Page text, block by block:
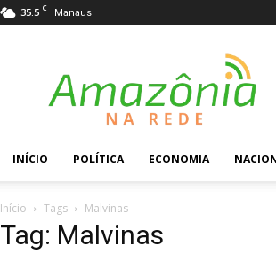
35.5 C Manaus
Rede
INÍCIO POLÍTICA ECONOMIA
Início Tags Malvinas
Tag: Malvinas